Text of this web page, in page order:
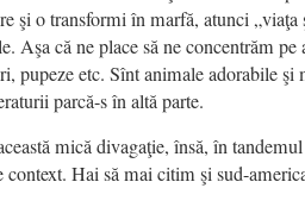
şi o transformi în marfă, atunci
Aşa că ne place să ne concentrăm
pupeze etc. Sînt animale adorabile şi
parcă-s în altă parte.
mică divagaţie, însă, în
context. Hai să mai citim şi sud-